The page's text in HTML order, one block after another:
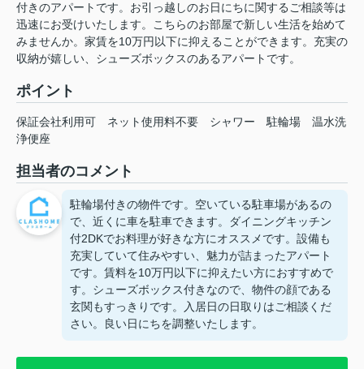
付きのアパートです。お引っ越しのお日にちに関するご相談等は
迅速にお受けいたします。こちらのお部屋で新しい生活を始めて
みませんか。家賃を10万円以下に抑えることができます。充実の
収納が嬉しい、シューズボックスのあるアパートです。
ポイント
保証会社利用可 ネット使用料不要 シャワー 駐輪場
温水洗
浄便座
担当者のコメント
駐輪場付きの物件です。空いている駐車場があるの
で、近くに車を駐車できます。ダイニングキッチン
付2DKでお料理が好きな方にオススメです。設備も
充実していて住みやすい、魅力が詰まったアパート
です。賃料を10万円以下に抑えたい方におすすめで
す。シューズボックス付きなので、物件の顔である
玄関もすっきりです。入居日の日取りはご相談くだ
さい。良い日にちを調整いたします。